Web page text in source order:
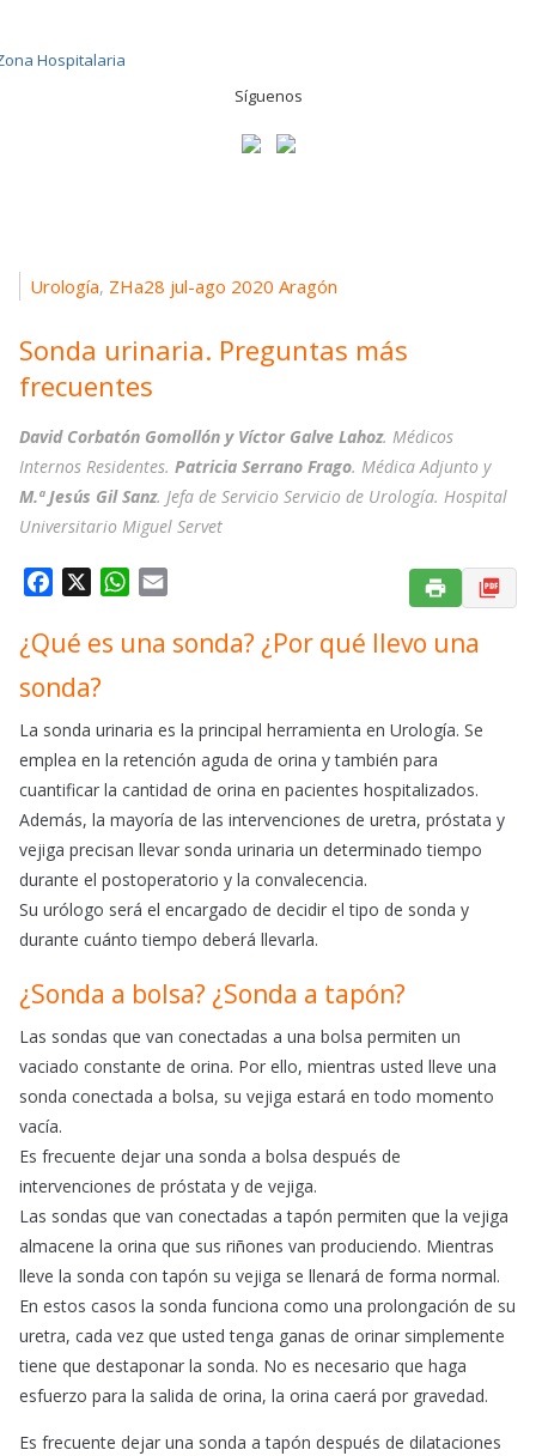
Síguenos
Urología, ZHa28 jul-ago 2020 Aragón
Sonda urinaria. Preguntas más
frecuentes
David Corbatón Gomollón y Víctor Galve Lahoz. Médicos
Internos Residentes. Patricia Serrano Frago. Médica Adjunto y
M.ª Jesús Gil Sanz. Jefa de Servicio Servicio de Urología. Hospital
Universitario Miguel Servet
c
b
o
o
k
W
a
A
p
p
a
¿Qué es una sonda? ¿Por qué llevo una
sonda?
La sonda urinaria es la principal herramienta en Urología. Se
emplea en la retención aguda de orina y también para
cuantificar la cantidad de orina en pacientes hospitalizados.
Además, la mayoría de las intervenciones de uretra, próstata y
vejiga precisan llevar sonda urinaria un determinado tiempo
durante el postoperatorio y la convalecencia.
Su urólogo será el encargado de decidir el tipo de sonda y
durante cuánto tiempo deberá llevarla.
¿Sonda a bolsa? ¿Sonda a tapón?
Las sondas que van conectadas a una bolsa permiten un
vaciado constante de orina. Por ello, mientras usted lleve una
sonda conectada a bolsa, su vejiga estará en todo momento
vacía.
Es frecuente dejar una sonda a bolsa después de
intervenciones de próstata y de vejiga.
Las sondas que van conectadas a tapón permiten que la vejiga
almacene la orina que sus riñones van produciendo. Mientras
lleve la sonda con tapón su vejiga se llenará de forma normal.
En estos casos la sonda funciona como una prolongación de su
uretra, cada vez que usted tenga ganas de orinar simplemente
tiene que destaponar la sonda. No es necesario que haga
esfuerzo para la salida de orina, la orina caerá por gravedad.
Es frecuente dejar una sonda a tapón después de dilataciones